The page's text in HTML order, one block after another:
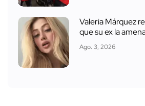
Valeria Márquez
que su ex la
Ago. 3, 2026